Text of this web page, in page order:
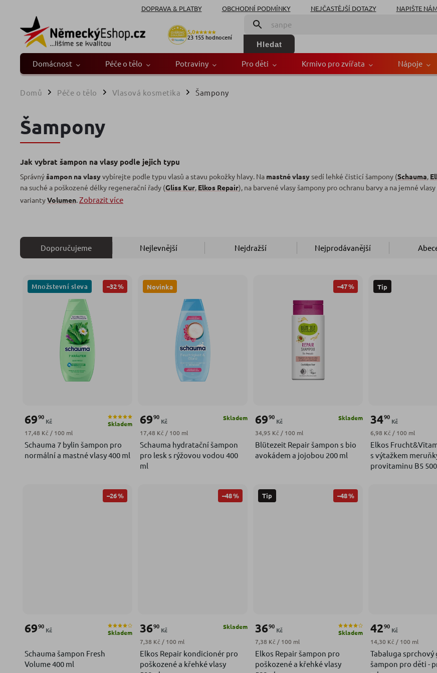
DOPRAVA & PLATBY OBCHODNÍ PODMÍNKY NEJČASTĚJŠÍ DOTAZY NAPIŠTE
5,0★★★★★
23 155hodnocení
Hledat
Domácnost Péče o tělo Potraviny Pro děti Krmivo pro zvířata Nápoje
Domů / Péče o tělo / Vlasová kosmetika / Šampony
Šampony
Jak vybrat šampon na vlasy podle jejich typu
Správnýšampon na vlasyvybírejte podle typu vlasů a stavu pokožky hlavy. Na mastné vlasysedí lehké čisticí šampony (Schauma,
na suché a poškozené délky regenerační řady (Gliss Kur, Elkos Repair), na barvené vlasy šampony pro ochranu barvy a na jemné
variantyVolumen.Zobrazit více
Doporučujeme Nejlevnější Nejdražší Nejprodávanější
Množstevní sleva –32 %
Schauma 7 bylin šampon pro
normální a mastné vlasy 400 ml
Skladem
6990
Kč
Měrná cena:
17,48 Kč / 100 ml
Novinka
Schauma hydratační šampon
pro lesk s rýžovou vodou 400
ml
Skladem
6990
Kč
Měrná cena:
17,48 Kč / 100 ml
–47 %
Blütezeit Repair šampon s bio
avokádem a jojobou 200 ml
Skladem
6990
Kč
Měrná cena:
34,95 Kč / 100 ml
Tip
Elkos
s výtažkem
provitaminu B5
3490
Kč
Měrná cena:
6,98 Kč / 100 ml
–26 %
Schauma šampon Fresh
Volume 400 ml
Skladem
6990
Kč
–48 %
Elkos Repair kondicionér pro
poškozené a křehké vlasy
Skladem
3690
Kč
Měrná cena:
7,38 Kč / 100 ml
Tip –48 %
Elkos Repair šampon pro
poškozené a křehké vlasy
Skladem
3690
Kč
Měrná cena:
7,38 Kč / 100 ml
Tabaluga sprchový
šampon pro děti -
4290
Kč
Měrná cena:
14,30 Kč / 100 ml